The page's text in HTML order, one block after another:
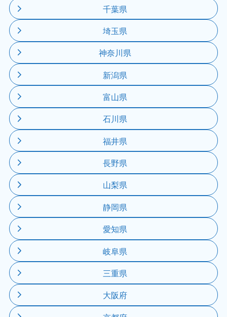
千葉県
埼玉県
神奈川県
新潟県
富山県
石川県
福井県
長野県
山梨県
静岡県
愛知県
岐阜県
三重県
大阪府